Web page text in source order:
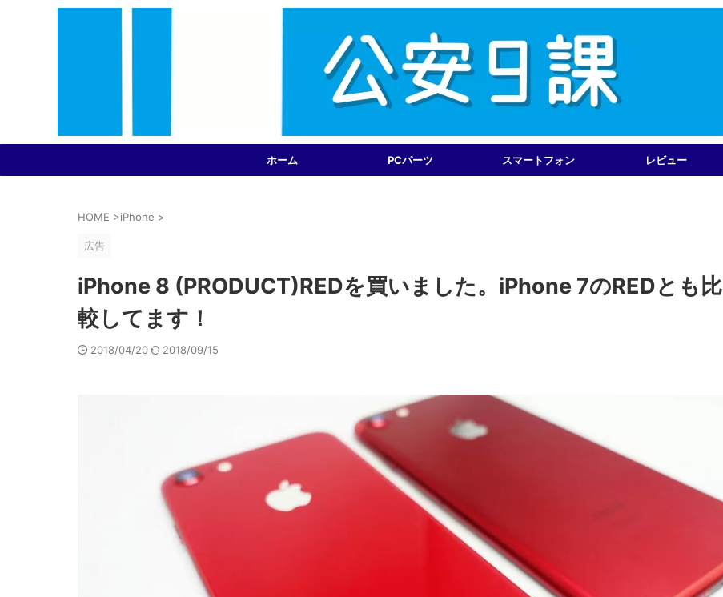
ホーム PCパーツ スマートフォン レビュー
HOME >iPhone >
広告
iPhone 8 (PRODUCT)REDを買いました。iPhone 7のREDとも比
較してます！
2018/04/20 2018/09/15